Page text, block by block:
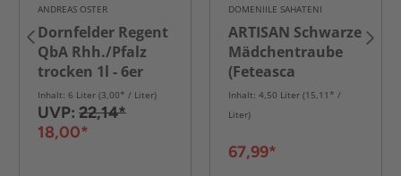
ANDREAS OSTER
Dornfelder Regent
QbA Rhh./Pfalz
trocken 1l - 6er
Karton
Inhalt: 6 Liter (3,00* / Liter)
UVP: 22,14*
18,00*
DOMENIILE SAHATENI
ARTISAN Schwarze
Mädchentraube
(Feteasca
Neagra) DOC - 6er
Karton
Inhalt: 4,50 Liter (15,11* /
Liter)
67,99*